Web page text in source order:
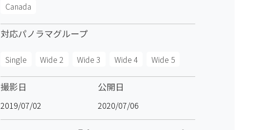
Canada
対応パノラマグループ
Single Wide 2 Wide 3 Wide 4 Wide 5
撮影日
2019/07/02
公開日
2020/07/06